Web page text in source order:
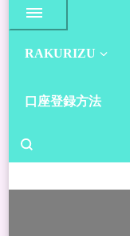
RAKURIZU
口座登録方法